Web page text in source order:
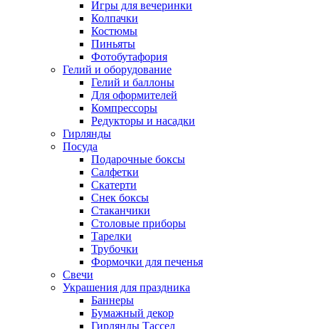
Игры для вечеринки
Колпачки
Костюмы
Пиньяты
Фотобутафория
Гелий и оборудование
Гелий и баллоны
Для оформителей
Компрессоры
Редукторы и насадки
Гирлянды
Посуда
Подарочные боксы
Салфетки
Скатерти
Снек боксы
Стаканчики
Столовые приборы
Тарелки
Трубочки
Формочки для печенья
Свечи
Украшения для праздника
Баннеры
Бумажный декор
Гирлянды Тассел